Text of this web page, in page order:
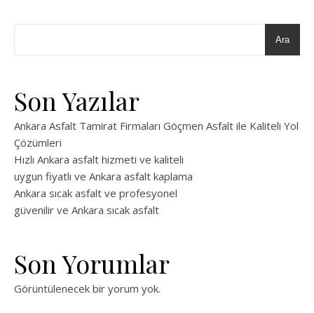
Ara
Son Yazılar
Ankara Asfalt Tamirat Firmaları Göçmen Asfalt ile Kaliteli Yol
Çözümleri
Hızlı Ankara asfalt hizmeti ve kaliteli
uygun fiyatlı ve Ankara asfalt kaplama
Ankara sıcak asfalt ve profesyonel
güvenilir ve Ankara sıcak asfalt
Son Yorumlar
Görüntülenecek bir yorum yok.